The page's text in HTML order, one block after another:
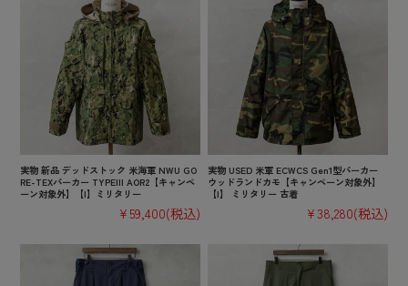
実物 新品 デッドストック 米海軍 NWU GO
RE-TEXパーカー TYPEIII AOR2【キャンペ
ーン対象外】【I】ミリタリー
¥59,400(税込)
実物 USED 米軍 ECWCS Gen1型パーカー
ウッドランドカモ【キャンペーン対象外】
【I】 ミリタリー 古着
¥38,280(税込)